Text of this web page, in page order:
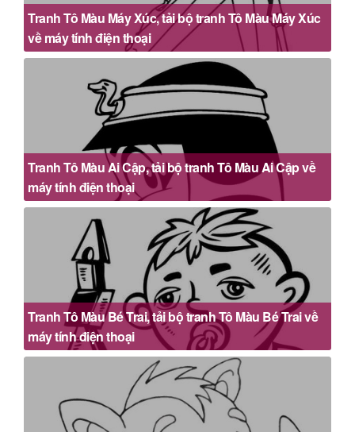
Tranh Tô Màu Máy Xúc, tải bộ tranh Tô Màu Máy Xúc
về máy tính điện thoại
Tranh Tô Màu Ai Cập, tải bộ tranh Tô Màu Ai Cập về
máy tính điện thoại
Tranh Tô Màu Bé Trai, tải bộ tranh Tô Màu Bé Trai về
máy tính điện thoại